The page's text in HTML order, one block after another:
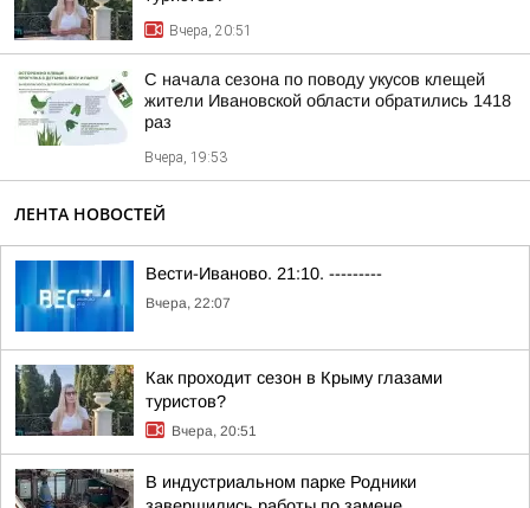
Вчера, 20:51
С начала сезона по поводу укусов клещей
жители Ивановской области обратились 1418
раз
Вчера, 19:53
ЛЕНТА НОВОСТЕЙ
Вести-Иваново. 21:10. ---------
Вчера, 22:07
Как проходит сезон в Крыму глазами
туристов?
Вчера, 20:51
В индустриальном парке Родники